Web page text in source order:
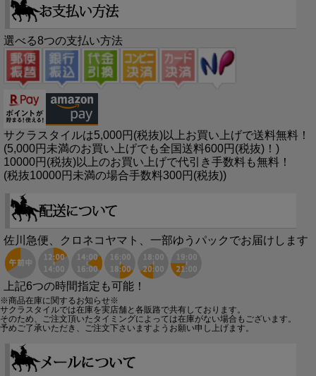
選べる8つの支払い方法
サクラスタイルは5,000円(税抜)以上お買い上げで送料無料！
(5,000円未満のお買い上げでも全国送料600円(税抜)！)
10000円(税抜)以上のお買い上げで代引き手数料も無料！
(税抜10000円未満の場合手数料300円(税抜))
佐川急便、クロネコヤマト、一部ゆうパックでお届けします
上記6つの時間指定も可能！
※商品在庫に関するお知らせ※
サクラスタイルでは在庫を実店舗と各販路で共有しております。
そのため、ご注文頂いたタイミングによっては在庫がない場合もございます。
予めご了承いただき、ご注文下さいますようお願い申し上げます。